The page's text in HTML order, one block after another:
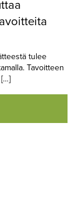
tulee
Tavoitteen